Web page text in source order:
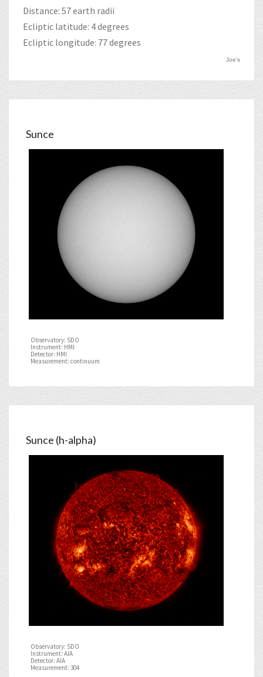
Distance: 57 earth radii
Ecliptic latitude: 4 degrees
Ecliptic longitude: 77 degrees
Joe's
Sunce
Observatory: SDO
Instrument: HMI
Detector: HMI
Measurement: continuum
Sunce (h-alpha)
Observatory: SDO
Instrument: AIA
Detector: AIA
Measurement: 304